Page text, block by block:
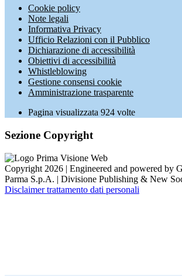
Cookie policy
Note legali
Informativa Privacy
Ufficio Relazioni con il Pubblico
Dichiarazione di accessibilità
Obiettivi di accessibilità
Whistleblowing
Gestione consensi cookie
Amministrazione trasparente
Pagina visualizzata 924 volte
Sezione Copyright
Copyright 2026 | Engineered and powered by
Parma S.p.A. | Divisione Publishing & New
Disclaimer trattamento dati personali